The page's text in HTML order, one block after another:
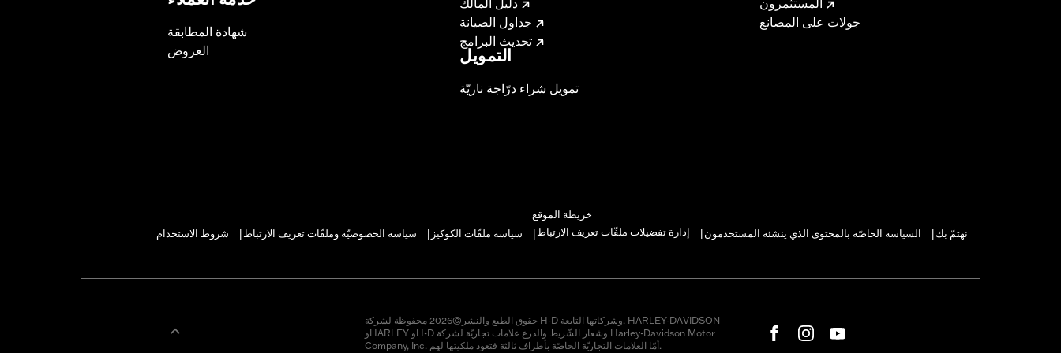
شهادة المطابقة
العروض
جداول الصيانة
تحديث البرامج
التمويل
تمويل شراء درّاجة ناريّة
جولات على المصانع
خريطة الموقع
شروط الاستخدام
سياسة الخصوصيّة وملفّات تعريف الارتباط سياسة ملفّات الكوكيز إدارة تفضيلات ملفّات تعريف الارتباط السياسة الخاصّة بالمحتوى الذي ينشئه المستخدمون نهتمّ بك
حقوق الطبع والنشر©2026 محفوظة لشركة H-D وشركاتها التابعة. HARLEY-DAVIDSON
وHARLEY وH-D وشعار الشّريط والدرع علامات تجاريّة لشركة Harley-Davidson Motor
Company, Inc. أمّا العلامات التجاريّة الخاصّة بأطراف ثالثة فتعود ملكيتها لهم.